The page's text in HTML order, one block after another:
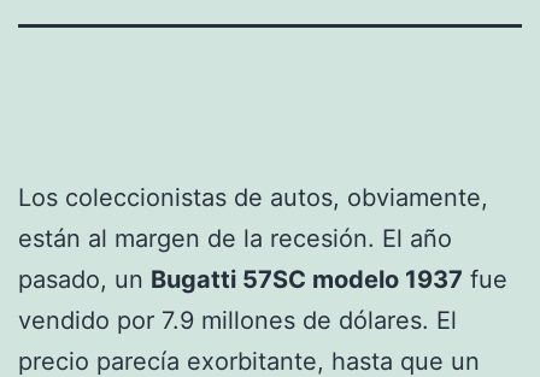
Los coleccionistas de autos, obviamente,
están al margen de la recesión. El año
pasado, un Bugatti 57SC modelo 1937 fue
vendido por 7.9 millones de dólares. El
precio parecía exorbitante, hasta que un